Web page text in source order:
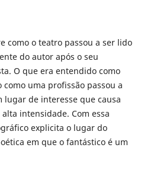
como o teatro passou a ser lido
do autor após o seu
O que era entendido como
uma profissão passou a
lugar de interesse que causa
intensidade. Com essa
explicita o lugar do
em que o fantástico é um